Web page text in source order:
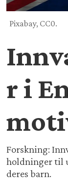
Pixabay, CC0.
r i
Forskning:
holdninger til
deres barn.